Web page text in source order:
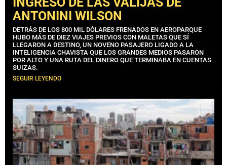
ANTONINI WILSON
DETRÁS DE LOS 800 MIL DÓLARES FRENADOS EN AEROPARQUE
HUBO MÁS DE DIEZ VIAJES PREVIOS CON MALETAS QUE SÍ
LLEGARON A DESTINO, UN NOVENO PASAJERO LIGADO A LA
INTELIGENCIA CHAVISTA QUE LOS GRANDES MEDIOS PASARON
POR ALTO Y UNA RUTA DEL DINERO QUE TERMINABA EN CUENTAS
SUIZAS.
SEGUIR LEYENDO